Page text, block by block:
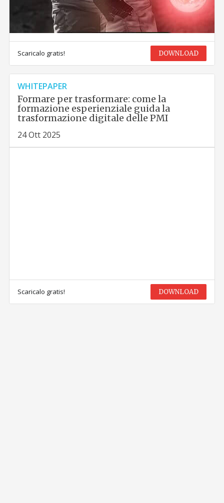
Scaricalo gratis! DOWNLOAD
WHITEPAPER
Formare per trasformare: come la
formazione esperienziale guida la
trasformazione digitale delle PMI
24 Ott 2025
Scaricalo gratis! DOWNLOAD